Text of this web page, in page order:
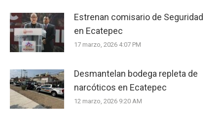
Estrenan comisario de Seguridad
en Ecatepec
17 marzo, 2026 4:07 PM
Desmantelan bodega repleta de
narcóticos en Ecatepec
12 marzo, 2026 9:20 AM